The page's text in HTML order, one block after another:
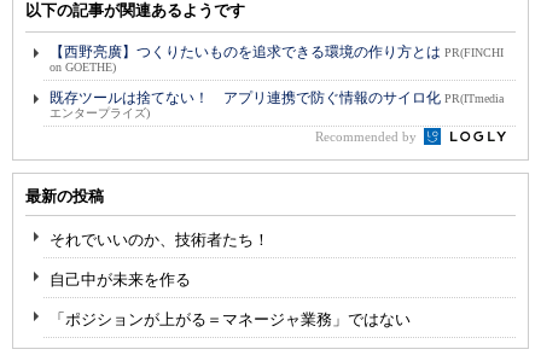
以下の記事が関連あるようです
【西野亮廣】つくりたいものを追求できる環境の作り方とは PR(FINCHI
on GOETHE)
既存ツールは捨てない！ アプリ連携で防ぐ情報のサイロ化 PR(ITmedia
エンタープライズ)
Recommended by
最新の投稿
それでいいのか、技術者たち！
自己中が未来を作る
「ポジションが上がる＝マネージャ業務」ではない